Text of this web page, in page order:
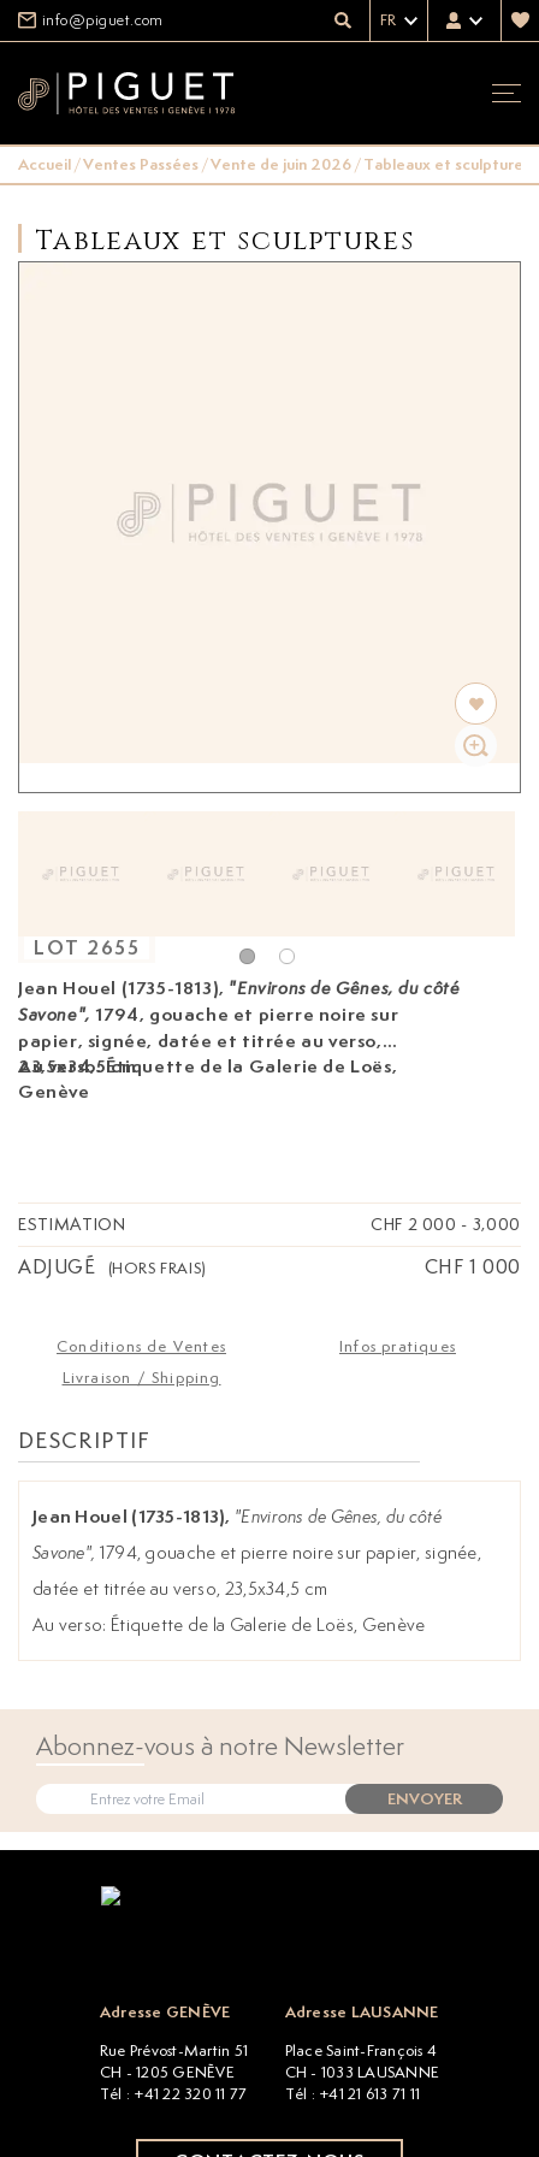
info@piguet.com FR
Accueil/Ventes Passées/Vente de juin 2026/Tableaux et sculptures
Tableaux et sculptures
Jean Houel (1735-1813), "Environs de Gênes, du côté
Savone", 1794, gouache et pierre noire sur
papier, signée, datée et titrée au verso,
23,5x34,5 cm
Au verso: Étiquette de la Galerie de Loës,
Genève
LOT 2655
ESTIMATION CHF 2 000 - 3,000
ADJUGÉ (HORS FRAIS) CHF 1 000
Conditions de Ventes
Infos pratiques
Livraison / Shipping
DESCRIPTIF
Jean Houel (1735-1813), "Environs de Gênes, du côté
Savone", 1794, gouache et pierre noire sur papier, signée,
datée et titrée au verso, 23,5x34,5 cm
Au verso: Étiquette de la Galerie de Loës, Genève
Abonnez-vous à notre Newsletter
ENVOYER
Adresse GENÈVE
Rue Prévost-Martin 51
CH - 1205 GENÈVE
Tél : +41 22 320 11 77
Adresse LAUSANNE
Place Saint-François 4
CH - 1033 LAUSANNE
Tél : +41 21 613 71 11